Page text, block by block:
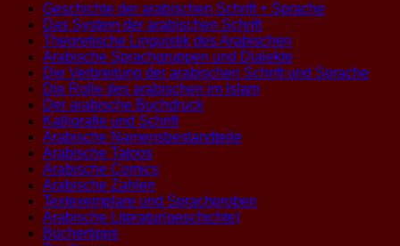
Geschichte der arabischen Schrift + Sprache
Das System der arabischen Schrift
Theoretische Linguistik des Arabischen
Arabische Sprachgruppen und Dialekte
Die Verbreitung der arabischen Schrift und Sprache
Die Rolle des arabischen im Islam
Der arabische Buchdruck
Kalligrafie und Schrift
Arabische Namensbestandteile
Arabische Tatoos
Arabische Comics
Arabische Zahlen
Textexemplare und Sprachproben
Arabische Literatur(geschichte)
Büchertipps